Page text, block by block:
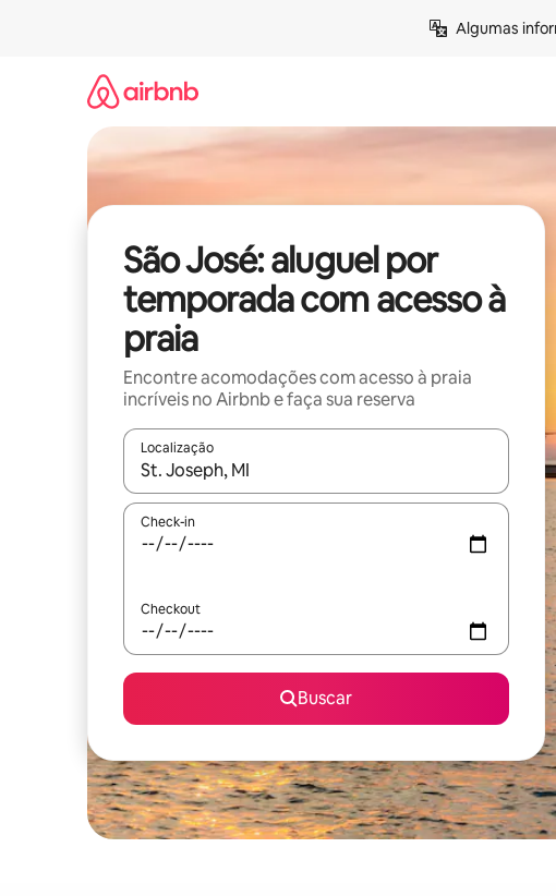
Algumas
São José: aluguel por
temporada com acesso à
praia
Encontre acomodações com acesso à praia
incríveis no Airbnb e faça sua reserva
Localização
Quando os resultados estiverem disponíveis, explore-os
Check-in
Checkout
Buscar